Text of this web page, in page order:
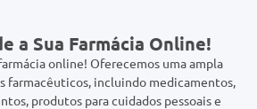
a Sua Farmácia Online!
online! Oferecemos uma ampla
farmacêuticos, incluindo medicamentos,
produtos para cuidados pessoais e